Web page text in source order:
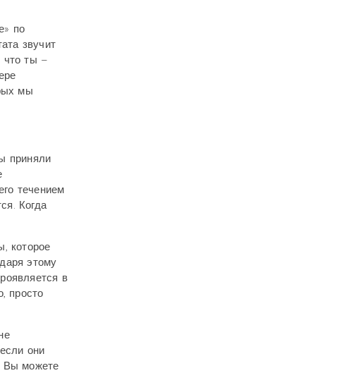
по
звучит
что ты –
мы
приняли
течением
Когда
которое
этому
в
просто
они
Вы можете